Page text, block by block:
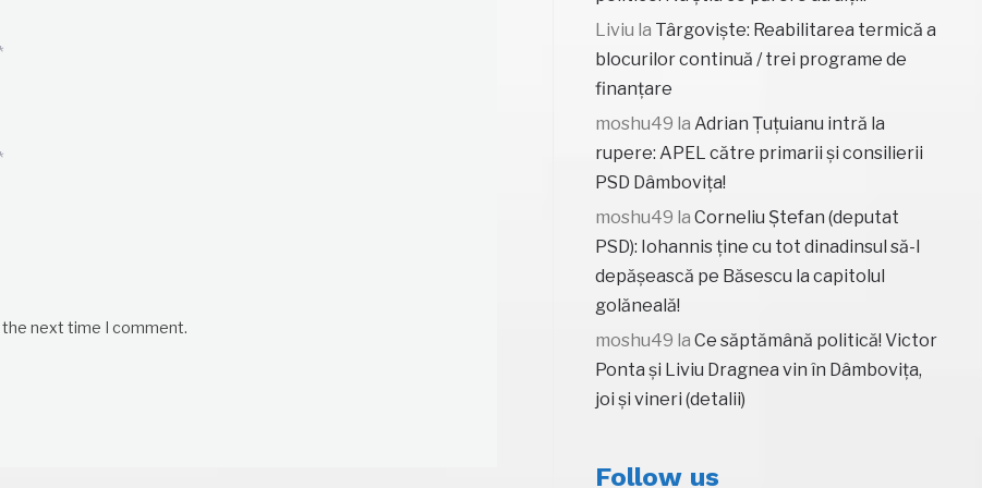
the next time I comment.
Liviu la Târgoviște: Reabilitarea termică a
blocurilor continuă / trei programe de
finanțare
moshu49 la Adrian Țuțuianu intră la
rupere: APEL către primarii și consilierii
PSD Dâmbovița!
moshu49 la Corneliu Ștefan (deputat
PSD): Iohannis ține cu tot dinadinsul să-l
depășească pe Băsescu la capitolul
golăneală!
moshu49 la Ce săptămână politică! Victor
Ponta și Liviu Dragnea vin în Dâmbovița,
joi și vineri (detalii)
Follow us